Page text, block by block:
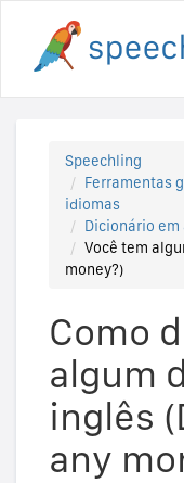
Speechling
Ferramentas
idiomas
Dicionário
Você tem
money?)
Como
algum
inglês
any